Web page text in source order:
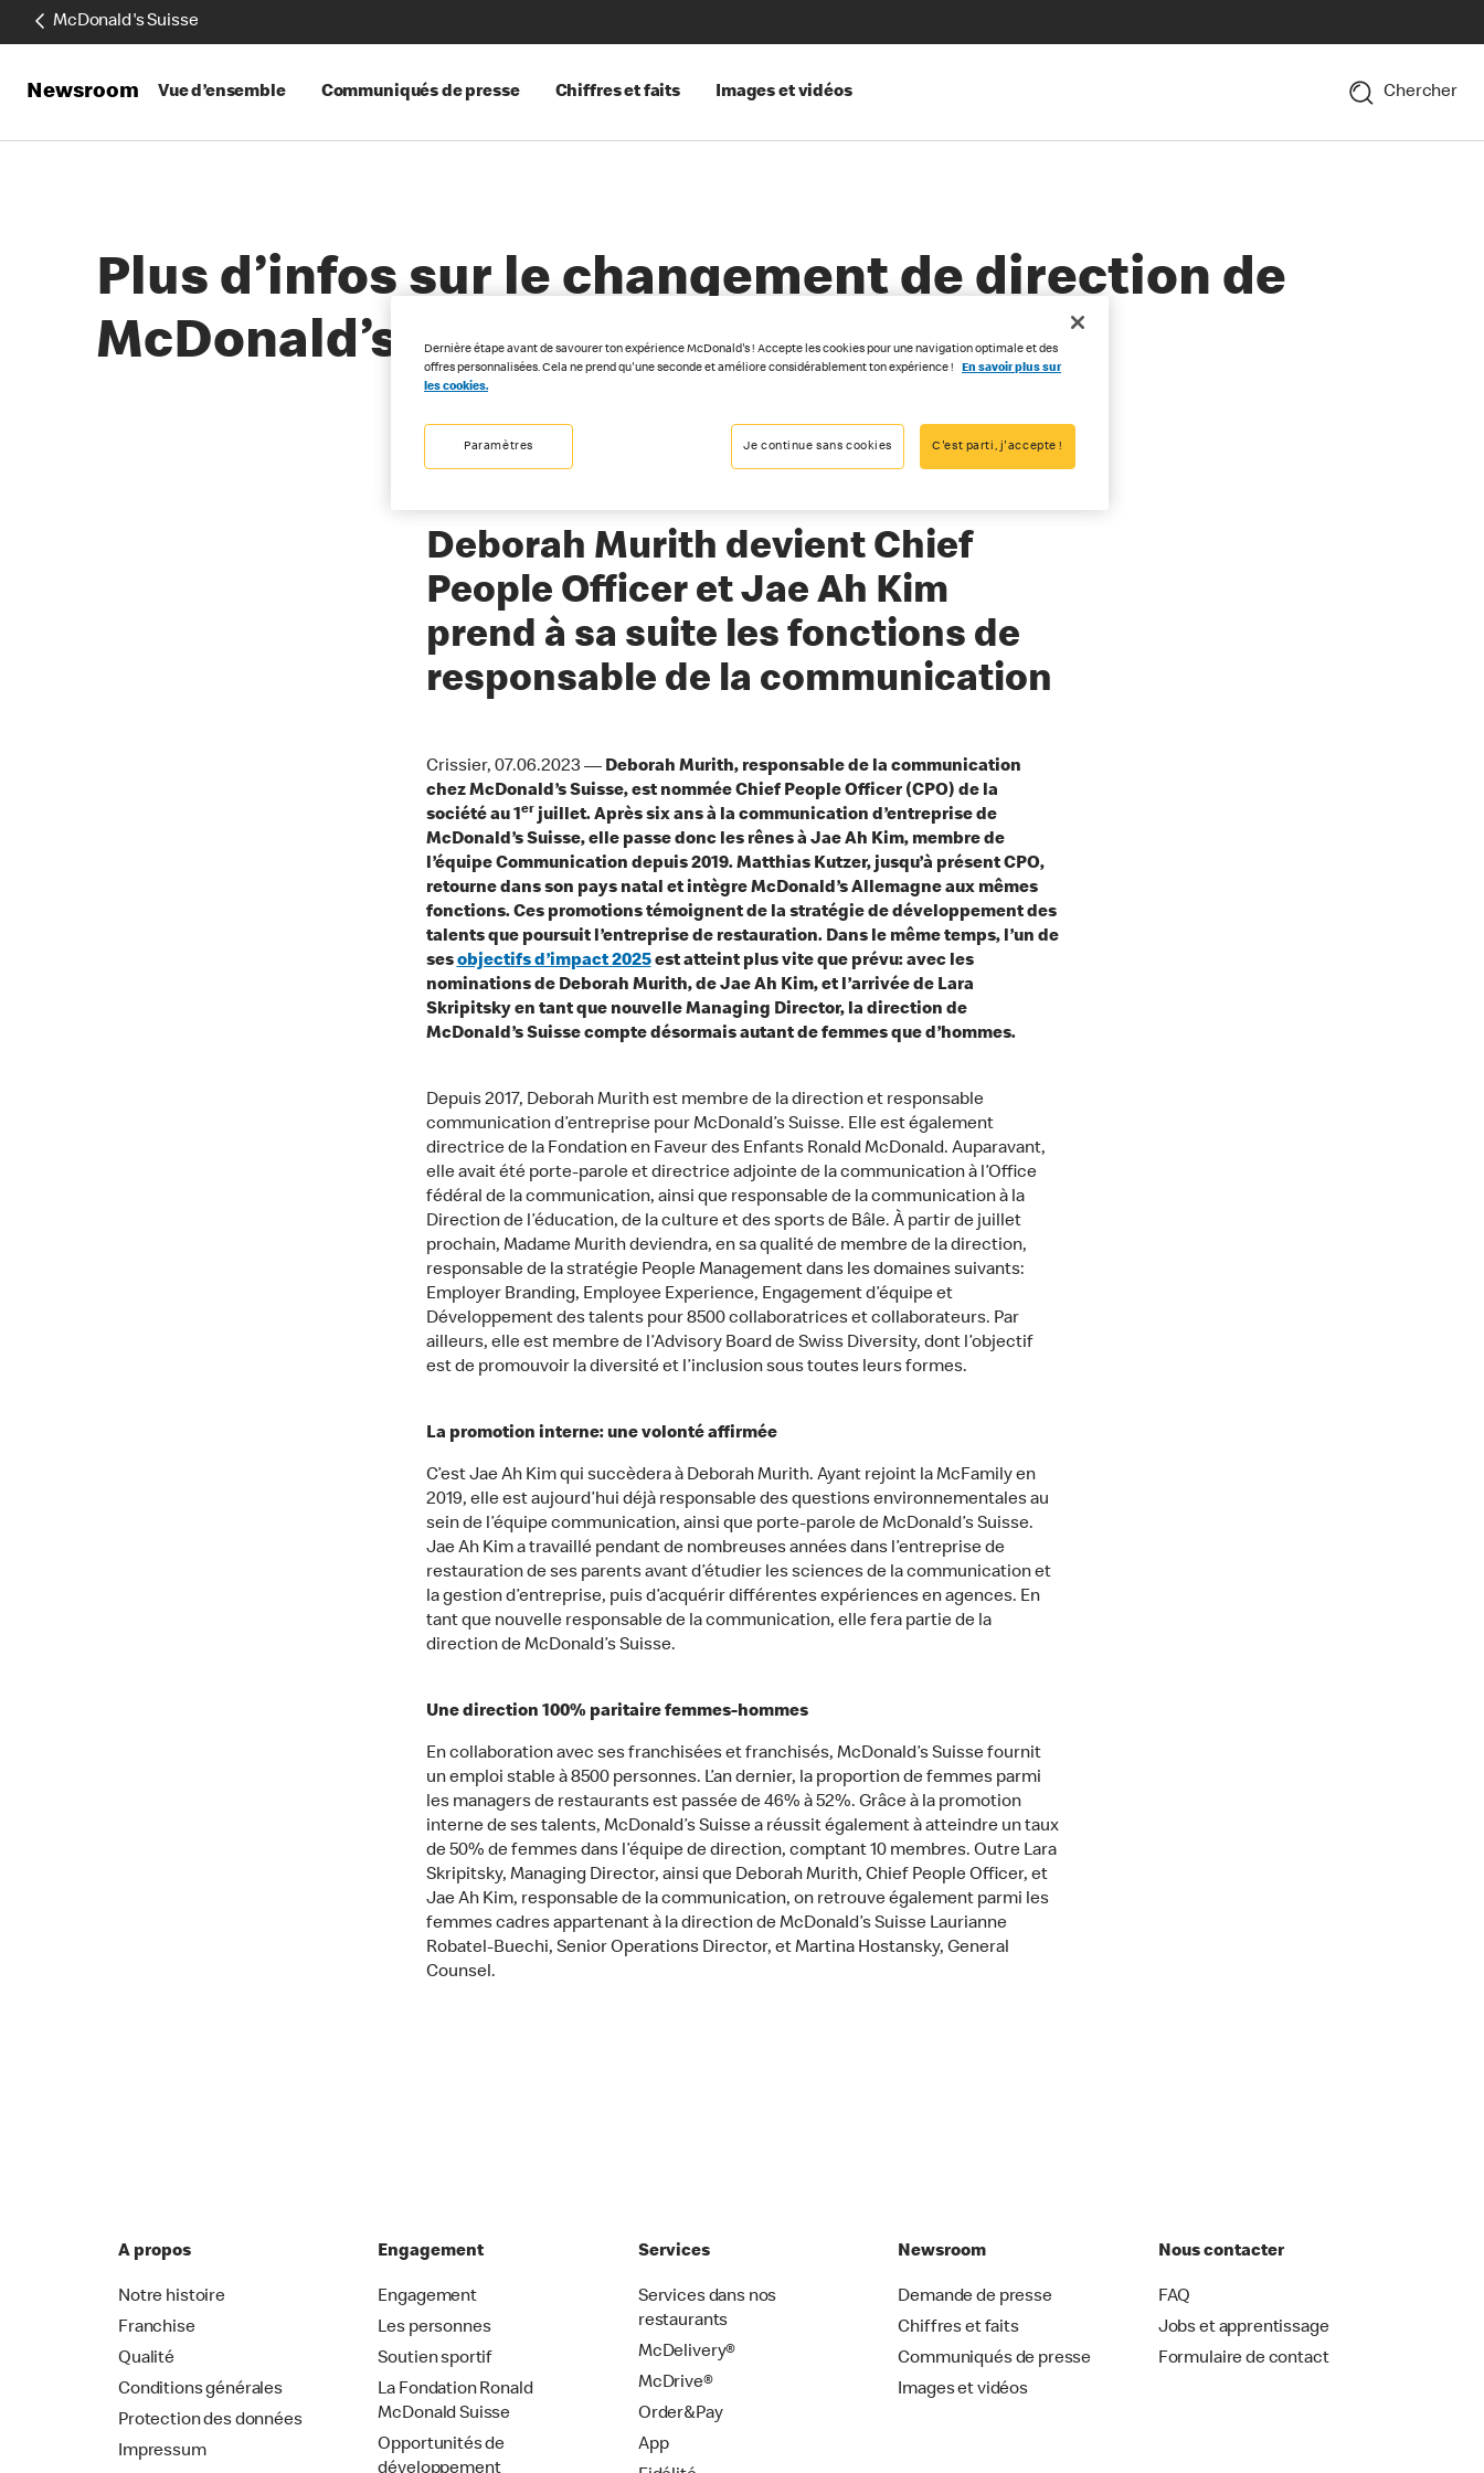
McDonald's Suisse
Newsroom Vue d’ensemble Communiqués de presse Chiffres et faits Images et vidéos Chercher
Plus d’infos sur le changement de direction de
McDonald’s
06-07-2023
Deborah Murith devient Chief
People Officer et Jae Ah Kim
prend à sa suite les fonctions de
responsable de la communication
Crissier, 07.06.2023 — Deborah Murith, responsable de la communication
chez McDonald’s Suisse, est nommée Chief People Officer (CPO) de la
société au 1er juillet. Après six ans à la communication d’entreprise de
McDonald’s Suisse, elle passe donc les rênes à Jae Ah Kim, membre de
l’équipe Communication depuis 2019. Matthias Kutzer, jusqu’à présent CPO,
retourne dans son pays natal et intègre McDonald’s Allemagne aux mêmes
fonctions. Ces promotions témoignent de la stratégie de développement des
talents que poursuit l’entreprise de restauration. Dans le même temps, l’un de
ses objectifs d’impact 2025est atteint plus vite que prévu: avec les
nominations de Deborah Murith, de Jae Ah Kim, et l’arrivée de Lara
Skripitsky en tant que nouvelle Managing Director, la direction de
McDonald’s Suisse compte désormais autant de femmes que d’hommes.
Depuis 2017, Deborah Murith est membre de la direction et responsable
communication d’entreprise pour McDonald’s Suisse. Elle est également
directrice de la Fondation en Faveur des Enfants Ronald McDonald. Auparavant,
elle avait été porte-parole et directrice adjointe de la communication à l’Office
fédéral de la communication, ainsi que responsable de la communication à la
Direction de l’éducation, de la culture et des sports de Bâle. À partir de juillet
prochain, Madame Murith deviendra, en sa qualité de membre de la direction,
responsable de la stratégie People Management dans les domaines suivants:
Employer Branding, Employee Experience, Engagement d’équipe et
Développement des talents pour 8500 collaboratrices et collaborateurs. Par
ailleurs, elle est membre de l’Advisory Board de Swiss Diversity, dont l’objectif
est de promouvoir la diversité et l’inclusion sous toutes leurs formes.
La promotion interne: une volonté affirmée
C’est Jae Ah Kim qui succèdera à Deborah Murith. Ayant rejoint la McFamily en
2019, elle est aujourd’hui déjà responsable des questions environnementales au
sein de l’équipe communication, ainsi que porte-parole de McDonald’s Suisse.
Jae Ah Kim a travaillé pendant de nombreuses années dans l’entreprise de
restauration de ses parents avant d’étudier les sciences de la communication et
la gestion d’entreprise, puis d’acquérir différentes expériences en agences. En
tant que nouvelle responsable de la communication, elle fera partie de la
direction de McDonald’s Suisse.
Une direction 100% paritaire femmes-hommes
En collaboration avec ses franchisées et franchisés, McDonald’s Suisse fournit
un emploi stable à 8500 personnes. L’an dernier, la proportion de femmes parmi
les managers de restaurants est passée de 46% à 52%. Grâce à la promotion
interne de ses talents, McDonald’s Suisse a réussit également à atteindre un taux
de 50% de femmes dans l’équipe de direction, comptant 10 membres. Outre Lara
Skripitsky, Managing Director, ainsi que Deborah Murith, Chief People Officer, et
Jae Ah Kim, responsable de la communication, on retrouve également parmi les
femmes cadres appartenant à la direction de McDonald’s Suisse Laurianne
Robatel-Buechi, Senior Operations Director, et Martina Hostansky, General
Counsel.
A propos
Notre histoire
Franchise
Qualité
Conditions générales
Protection des données
Impressum
Engagement
Engagement
Les personnes
Soutien sportif
La Fondation Ronald
McDonald Suisse
Opportunités de
développement
Services
Services dans nos
restaurants
McDelivery®
McDrive®
Order&Pay
App
Newsroom
Demande de presse
Chiffres et faits
Communiqués de presse
Images et vidéos
Nous contacter
FAQ
Jobs et apprentissage
Formulaire de contact
Dernière étape avant de savourer ton expérience McDonald's ! Accepte les cookies pour une navigation optimale et des
offres personnalisées. Cela ne prend qu'une seconde et améliore considérablement ton expérience !
En savoir plus sur
les cookies.
Paramètres Je continue sans cookies C'est parti, j'accepte !